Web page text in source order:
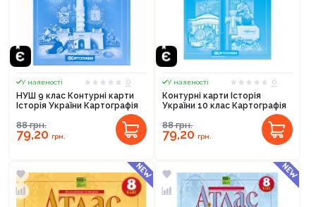
У наявності
0
НУШ 9 клас Контурні карти
Історія України Картографія
88грн.
79,20 грн.
У наявності
0
Контурні карти Історія
України 10 клас Картографія
88грн.
79,20 грн.